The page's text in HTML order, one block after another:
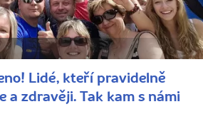
Lidé, kteří pravidelně
a zdravěji. Tak kam s námi